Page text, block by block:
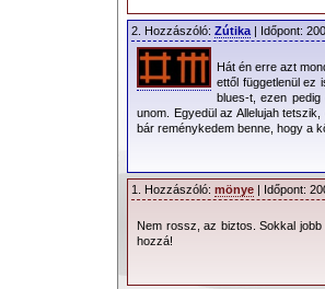
2. Hozzászóló: Zútika | Időpont:
Hát én erre azt
ettől függetlenül ez
blues-t, ezen
unom. Egyedül az Allelujah
bár reménykedem benne, hogy a
1. Hozzászóló: mönye | Időpont:
Nem rossz, az biztos. Sokkal
hozzá!